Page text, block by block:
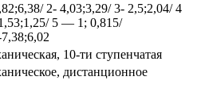
2- 4,03;3,29/ 3- 2,5;2,04/ 4
5 — 1; 0,815/
10-ти ступенчатая
дистанционное